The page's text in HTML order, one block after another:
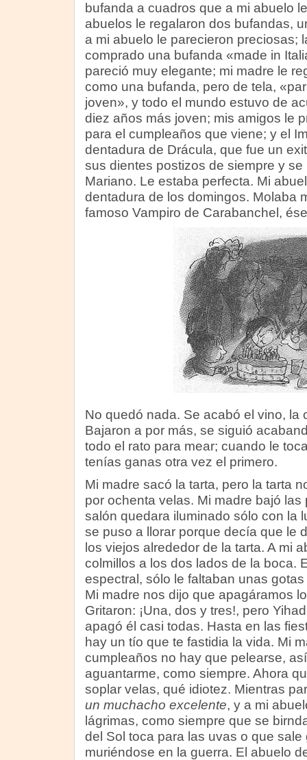
bufanda a cuadros que a mi abuelo
abuelos le regalaron dos bufandas,
a mi abuelo le parecieron preciosas;
comprado una bufanda «made in
pareció muy elegante; mi madre le
como una bufanda, pero de tela,
joven», y todo el mundo estuvo de
diez años más joven; mis amigos le
para el cumpleaños que viene; y el
dentadura de Drácula, que fue un
sus dientes postizos de siempre y
Mariano. Le estaba perfecta. Mi
dentadura de los domingos. Molaba
famoso Vampiro de Carabanchel,
No quedó nada. Se acabó el vino, la
Bajaron a por más, se siguió
todo el rato para mear; cuando le
tenías ganas otra vez el primero.
Mi madre sacó la tarta, pero la tarta
por ochenta velas. Mi madre bajó
salón quedara iluminado sólo con la
se puso a llorar porque decía que le
los viejos alrededor de la tarta. A mi
colmillos a los dos lados de la boca.
espectral, sólo le faltaban unas
Mi madre nos dijo que apagáramos
Gritaron: ¡Una, dos y tres!, pero
apagó él casi todas. Hasta en las
hay un tío que te fastidia la vida. Mi
cumpleaños no hay que pelearse,
aguantarme, como siempre. Ahora
soplar velas, qué idiotez. Mientras
un muchacho excelente, y a mi
lágrimas, como siempre que se
del Sol toca para las uvas o que
muriéndose en la guerra. El abuelo